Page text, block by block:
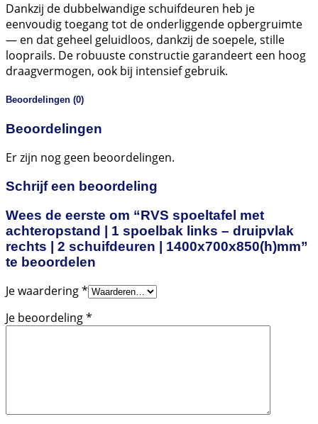
Dankzij de dubbelwandige schuifdeuren heb je
eenvoudig toegang tot de onderliggende opbergruimte
— en dat geheel geluidloos, dankzij de soepele, stille
looprails. De robuuste constructie garandeert een hoog
draagvermogen, ook bij intensief gebruik.
Beoordelingen (0)
Beoordelingen
Er zijn nog geen beoordelingen.
Schrijf een beoordeling
Wees de eerste om “RVS spoeltafel met
achteropstand | 1 spoelbak links – druipvlak
rechts | 2 schuifdeuren | 1400x700x850(h)mm”
te beoordelen
Je waardering*
Je beoordeling*